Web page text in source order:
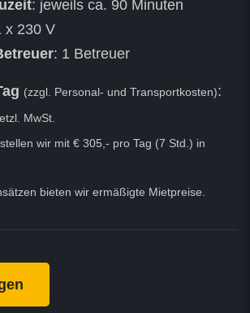
: jeweils ca. 90 Minuten
x 230 V
: 1 Betreuer
(zzgl. Personal- und Transportkosten):
MwSt.
wir mit € 305,- pro Tag (7 Std.) in
bieten wir ermäßigte Mietpreise.